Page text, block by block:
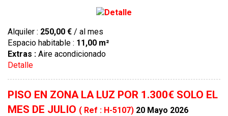
Alquiler : 250,00 € / al mes
Espacio habitable : 11,00 m²
Extras : Aire acondicionado
Detalle
PISO EN ZONA LA LUZ POR 1.300€ SOLO EL
MES DE JULIO ( Ref : H-5107) 20 Mayo 2026